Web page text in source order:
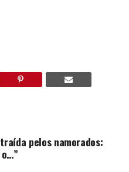
pelos namorados: